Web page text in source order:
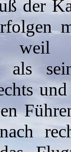
der
als